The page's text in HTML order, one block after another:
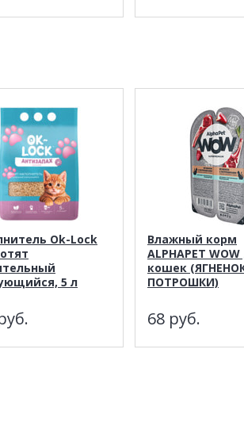
Ok-Lock
5 л
Влажный корм
ALPHAPET
кошек
ПОТРОШКИ)
68 руб.